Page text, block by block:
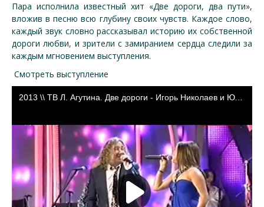
Пара исполнила известный хит «Две дороги, два пути»,
вложив в песню всю глубину своих чувств. Каждое слово,
каждый звук словно рассказывал историю их собственной
дороги любви, и зрители с замиранием сердца следили за
каждым мгновением выступления.
Смотреть выступление